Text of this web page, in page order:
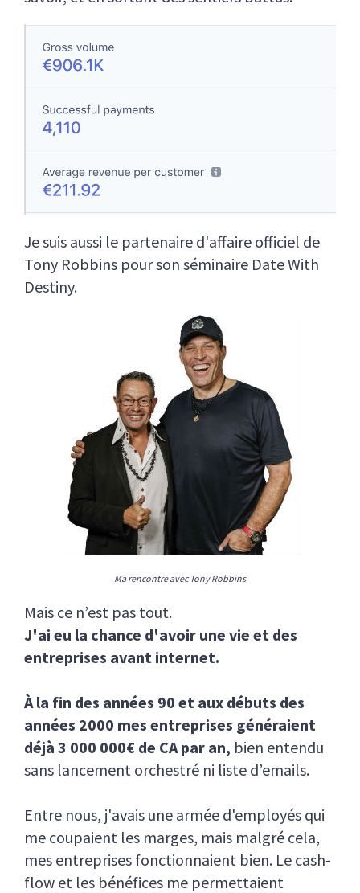
Je suis aussi le partenaire d'affaire officiel de
Tony Robbins pour son séminaire Date With
Destiny.
Ma rencontre avec Tony Robbins
Mais ce n’est pas tout.
J'ai eu la chance d'avoir une vie et des
entreprises avant internet.
À la fin des années 90 et aux débuts des
années 2000 mes entreprises généraient
déjà 3 000 000€ de CA par an, bien entendu
sans lancement orchestré ni liste d’emails.
Entre nous, j'avais une armée d'employés qui
me coupaient les marges, mais malgré cela,
mes entreprises fonctionnaient bien. Le cash-
flow et les bénéfices me permettaient